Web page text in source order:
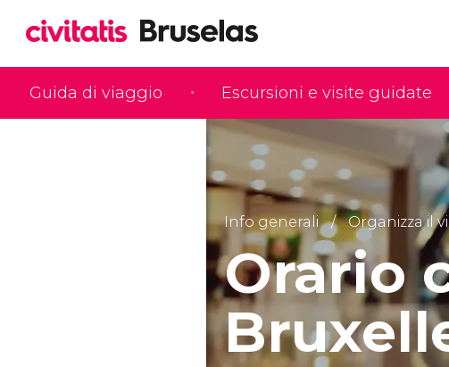
Guida di viaggio Escursioni e visite guidate
Info generali Organizza il
Orario